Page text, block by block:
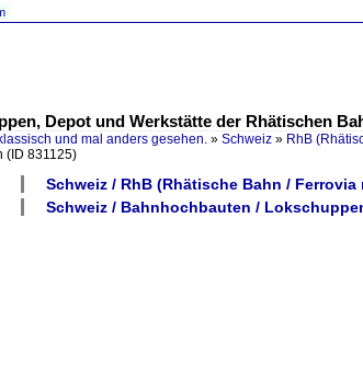
Depot und Werkstätte der Rhätischen
und mal anders gesehen. » Schweiz » RhB
(ID 831125)
Schweiz / RhB (Rhätische Bahn /
Schweiz / Bahnhochbauten /